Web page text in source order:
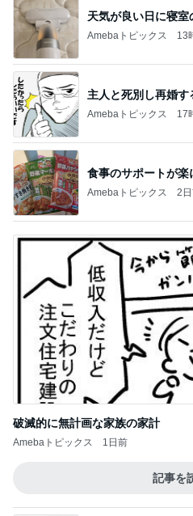
天気が良い日に寝室
Amebaトピックス 13
主人と死別し再婚
Amebaトピックス 17
食事のサポートが楽
Amebaトピックス 2
破滅的に無計画な家族の家計
Amebaトピックス 1日前
記事を